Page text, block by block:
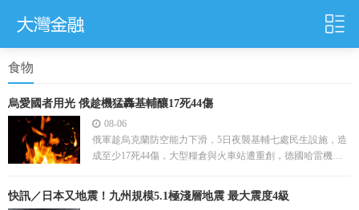
食物
烏愛國者用光 俄趁機猛轟基輔釀17死44傷
08-06
俄軍趁烏克蘭防空能力下滑，5日夜襲基輔七處民生設施，造
成至少17死44傷，大型糧倉與火車站遭重創，德國哈雷機場
快訊／日本又地震！九州規模5.1極淺層地震 最大震度4級